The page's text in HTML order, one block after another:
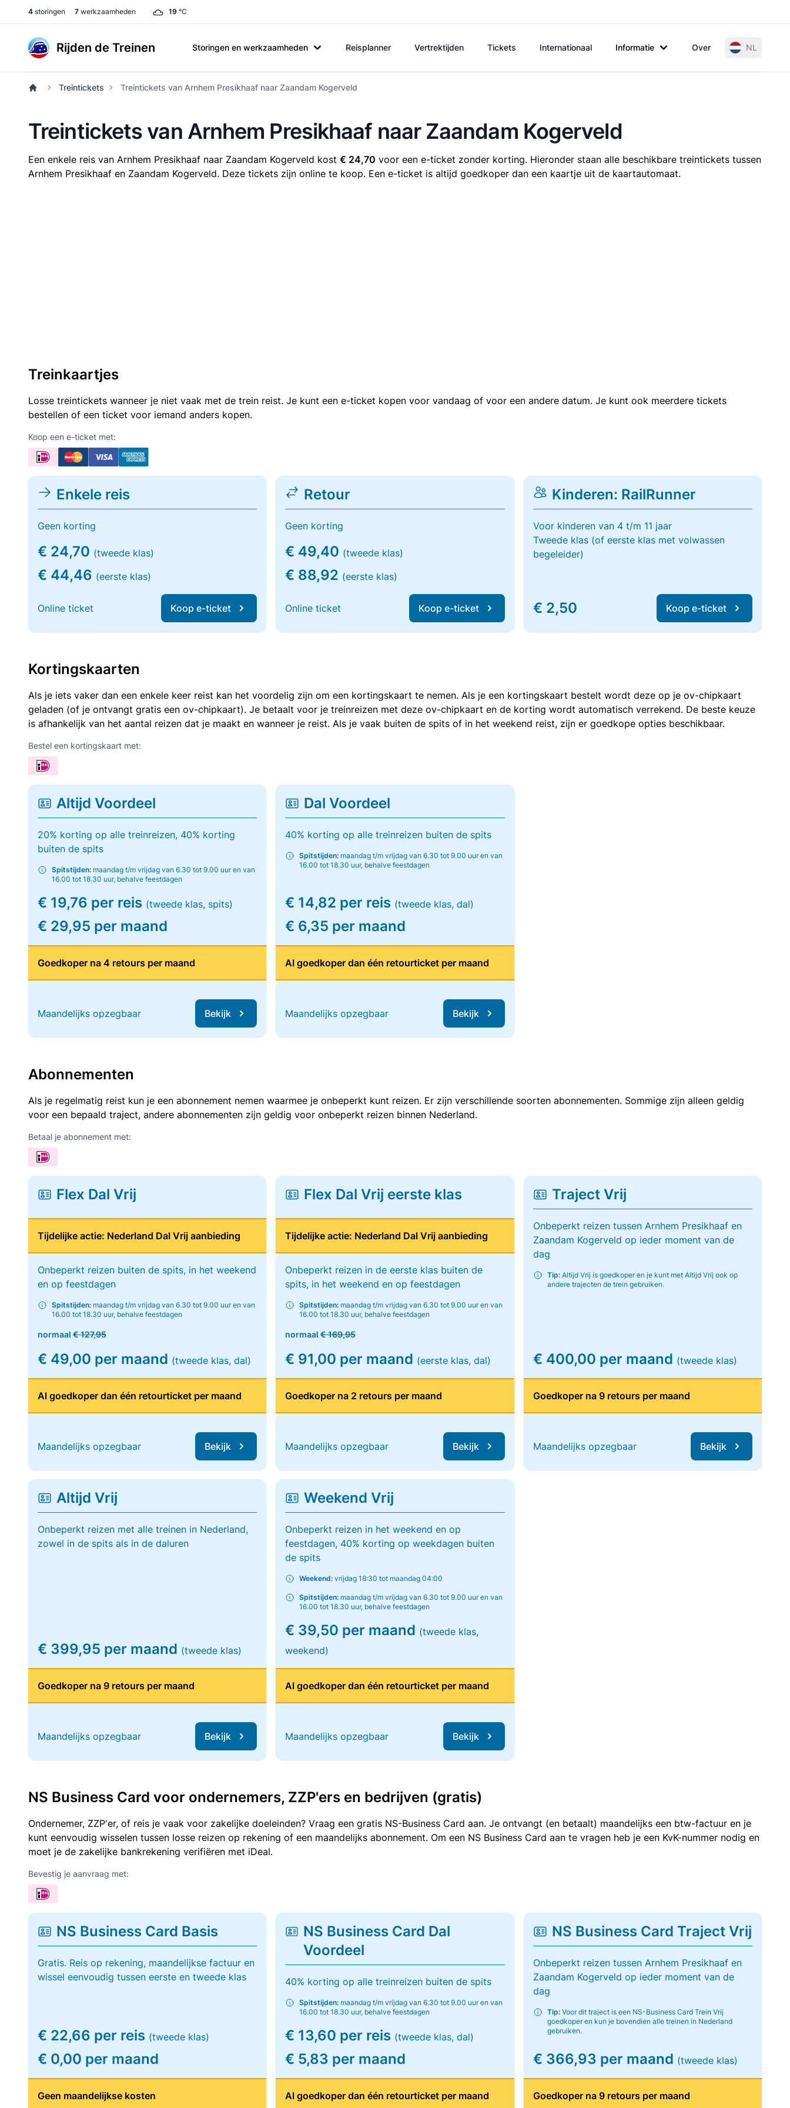
4 storingen 7 werkzaamheden 19 °C
Rijden de Treinen Storingen en werkzaamheden Reisplanner Vertrektijden Tickets Internationaal Informatie Over NL
Treintickets Treintickets van Arnhem Presikhaaf naar Zaandam Kogerveld
Treintickets van Arnhem Presikhaaf naar Zaandam Kogerveld
Een enkele reis van Arnhem Presikhaaf naar Zaandam Kogerveld kost € 24,70 voor een e-ticket zonder korting. Hieronder staan alle beschikbare treintickets tussen
Arnhem Presikhaaf en Zaandam Kogerveld. Deze tickets zijn online te koop. Een e-ticket is altijd goedkoper dan een kaartje uit de kaartautomaat.
Treinkaartjes
Losse treintickets wanneer je niet vaak met de trein reist. Je kunt een e-ticket kopen voor vandaag of voor een andere datum. Je kunt ook meerdere tickets
bestellen of een ticket voor iemand anders kopen.
Koop een e-ticket met:
Enkele reis
Geen korting
€ 24,70 (tweede klas)
€ 44,46 (eerste klas)
Online ticket Koop e-ticket
Retour
Geen korting
€ 49,40 (tweede klas)
€ 88,92 (eerste klas)
Online ticket Koop e-ticket
Kinderen: RailRunner
Voor kinderen van 4 t/m 11 jaar
Tweede klas (of eerste klas met volwassen
begeleider)
€ 2,50 Koop e-ticket
Kortingskaarten
Als je iets vaker dan een enkele keer reist kan het voordelig zijn om een kortingskaart te nemen. Als je een kortingskaart bestelt wordt deze op je ov-chipkaart
geladen (of je ontvangt gratis een ov-chipkaart). Je betaalt voor je treinreizen met deze ov-chipkaart en de korting wordt automatisch verrekend. De beste keuze
is afhankelijk van het aantal reizen dat je maakt en wanneer je reist. Als je vaak buiten de spits of in het weekend reist, zijn er goedkope opties beschikbaar.
Bestel een kortingskaart met:
Altijd Voordeel
20% korting op alle treinreizen, 40% korting
buiten de spits
Spitstijden: maandag t/m vrijdag van 6.30 tot 9.00 uur en van
16.00 tot 18.30 uur, behalve feestdagen
€ 19,76 per reis (tweede klas, spits)
€ 29,95 per maand
Goedkoper na 4 retours per maand
Maandelijks opzegbaar Bekijk
Dal Voordeel
40% korting op alle treinreizen buiten de spits
Spitstijden: maandag t/m vrijdag van 6.30 tot 9.00 uur en van
16.00 tot 18.30 uur, behalve feestdagen
€ 14,82 per reis (tweede klas, dal)
€ 6,35 per maand
Al goedkoper dan één retourticket per maand
Maandelijks opzegbaar Bekijk
Abonnementen
Als je regelmatig reist kun je een abonnement nemen waarmee je onbeperkt kunt reizen. Er zijn verschillende soorten abonnementen. Sommige zijn alleen geldig
voor een bepaald traject, andere abonnementen zijn geldig voor onbeperkt reizen binnen Nederland.
Betaal je abonnement met:
Flex Dal Vrij
Tijdelijke actie: Nederland Dal Vrij aanbieding
Onbeperkt reizen buiten de spits, in het weekend
en op feestdagen
Spitstijden: maandag t/m vrijdag van 6.30 tot 9.00 uur en van
16.00 tot 18.30 uur, behalve feestdagen
normaal € 127,95
€ 49,00 per maand (tweede klas, dal)
Al goedkoper dan één retourticket per maand
Maandelijks opzegbaar Bekijk
Flex Dal Vrij eerste klas
Tijdelijke actie: Nederland Dal Vrij aanbieding
Onbeperkt reizen in de eerste klas buiten de
spits, in het weekend en op feestdagen
Spitstijden: maandag t/m vrijdag van 6.30 tot 9.00 uur en van
16.00 tot 18.30 uur, behalve feestdagen
normaal€ 169,95
€ 91,00 per maand (eerste klas, dal)
Goedkoper na 2 retours per maand
Maandelijks opzegbaar Bekijk
Traject Vrij
Onbeperkt reizen tussen Arnhem Presikhaaf en
Zaandam Kogerveld op ieder moment van de
dag
Tip:Altijd Vrij is goedkoper en je kunt met Altijd Vrij ook op
andere trajecten de trein gebruiken.
€ 400,00 per maand (tweede klas)
Goedkoper na 9 retours per maand
Maandelijks opzegbaar Bekijk
Altijd Vrij
Onbeperkt reizen met alle treinen in Nederland,
zowel in de spits als in de daluren
€ 399,95 per maand (tweede klas)
Goedkoper na 9 retours per maand
Maandelijks opzegbaar Bekijk
Weekend Vrij
Onbeperkt reizen in het weekend en op
feestdagen, 40% korting op weekdagen buiten
de spits
Weekend: vrijdag 18:30 tot maandag 04:00
Spitstijden: maandag t/m vrijdag van 6.30 tot 9.00 uur en van
16.00 tot 18.30 uur, behalve feestdagen
€ 39,50 per maand (tweede klas,
weekend)
Al goedkoper dan één retourticket per maand
Maandelijks opzegbaar Bekijk
NS Business Card voor ondernemers, ZZP'ers en bedrijven (gratis)
Ondernemer, ZZP'er, of reis je vaak voor zakelijke doeleinden? Vraag een gratis NS-Business Card aan. Je ontvangt (en betaalt) maandelijks een btw-factuur en je
kunt eenvoudig wisselen tussen losse reizen op rekening of een maandelijks abonnement. Om een NS Business Card aan te vragen heb je een KvK-nummer nodig en
moet je de zakelijke bankrekening verifiëren met iDeal.
Bevestig je aanvraag met:
NS Business Card Basis
Gratis. Reis op rekening, maandelijkse factuur en
wissel eenvoudig tussen eerste en tweede klas
€ 22,66 per reis (tweede klas)
€ 0,00 per maand
Geen maandelijkse kosten
NS Business Card Dal
Voordeel
40% korting op alle treinreizen buiten de spits
Spitstijden: maandag t/m vrijdag van 6.30 tot 9.00 uur en van
16.00 tot 18.30 uur, behalve feestdagen
€ 13,60 per reis (tweede klas, dal)
€ 5,83 per maand
Al goedkoper dan één retourticket per maand
NS Business Card Traject Vrij
Onbeperkt reizen tussen Arnhem Presikhaaf en
Zaandam Kogerveld op ieder moment van de
dag
Tip:Voor dit traject is een NS-Business Card Trein Vrij
goedkoper en kun je bovendien alle treinen in Nederland
gebruiken.
€ 366,93 per maand (tweede klas)
Goedkoper na 9 retours per maand